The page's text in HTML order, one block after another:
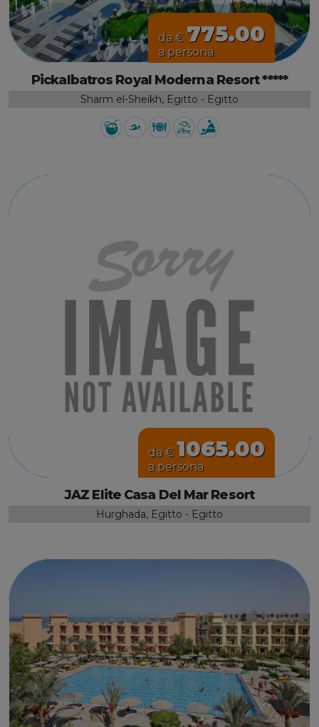
da € 775.00
a persona
Pickalbatros Royal Moderna Resort *****
Sharm el-Sheikh, Egitto - Egitto
da €1065.00
a persona
JAZ Elite Casa Del Mar Resort
Hurghada, Egitto - Egitto